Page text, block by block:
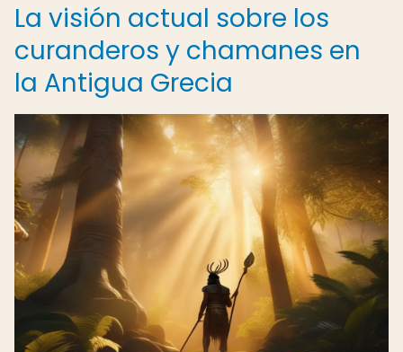
La visión actual sobre los
curanderos y chamanes en
la Antigua Grecia